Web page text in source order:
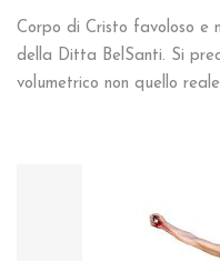
Corpo di Cristo favoloso e
della Ditta BelSanti. Si
volumetrico non quello